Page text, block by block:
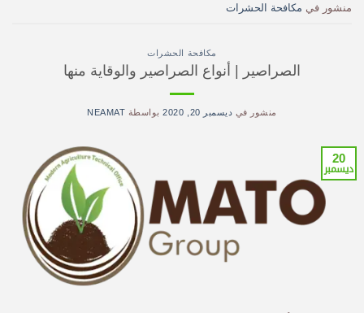
منشور في مكافحة الحشرات
مكافحة الحشرات
الصراصير | أنواع الصراصير والوقاية منها
منشور في ديسمبر 20, 2020 بواسطة NEAMAT
20
ديسمبر